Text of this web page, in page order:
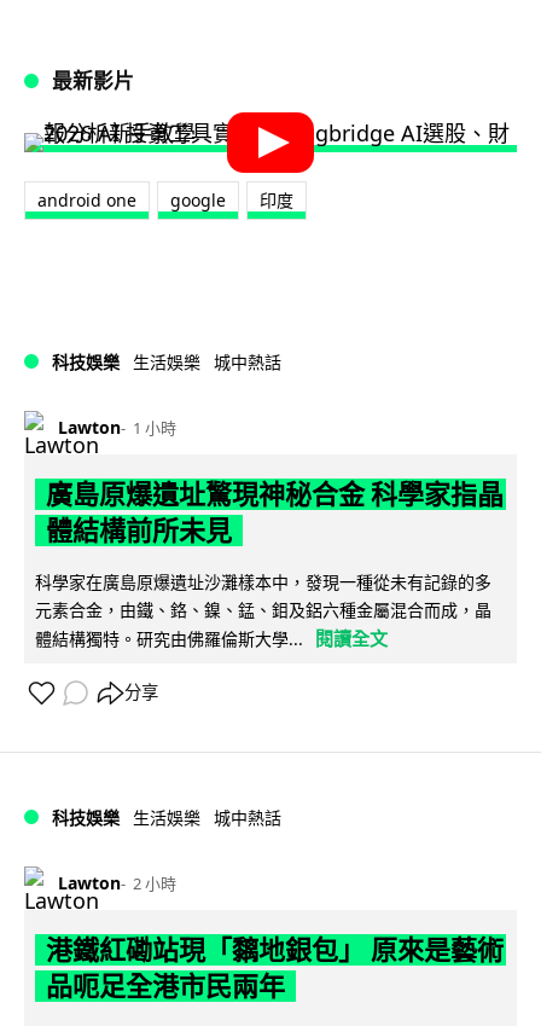
最新影片
android one google 印度
科技娛樂 生活娛樂 城中熱話
Lawton 1 小時
廣島原爆遺址驚現神秘合金 科學家指晶
體結構前所未見
科學家在廣島原爆遺址沙灘樣本中，發現一種從未有記錄的多
元素合金，由鐵、鉻、鎳、錳、鉬及鋁六種金屬混合而成，晶
體結構獨特。研究由佛羅倫斯大學...
閱讀全文
分享
科技娛樂 生活娛樂 城中熱話
Lawton 2 小時
港鐵紅磡站現「黐地銀包」 原來是藝術
品呃足全港市民兩年